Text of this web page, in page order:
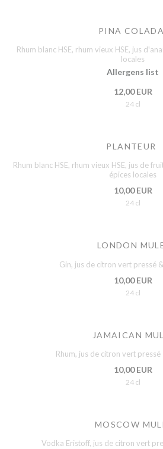
PINA COLADA
Rhum blanc HSE, rhum vieux HSE, jus
locales
Allergens list
12,00 EUR
24 cl
PLANTEUR
Rhum blanc HSE, rhum vieux HSE, jus de
épices locales
10,00 EUR
24 cl
LONDON
Gin, jus de citron vert pressé
10,00 EUR
24 cl
JAMAICAN
Rhum, jus de citron vert pressé
10,00 EUR
24 cl
MOSCOW
Vodka Eristoff, jus de citron vert